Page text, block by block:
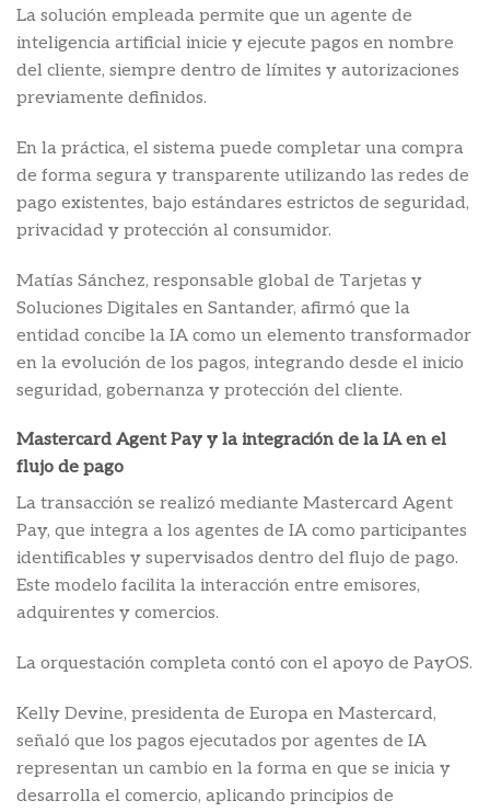
La solución empleada permite que un agente de
inteligencia artificial inicie y ejecute pagos en nombre
del cliente, siempre dentro de límites y autorizaciones
previamente definidos.
En la práctica, el sistema puede completar una compra
de forma segura y transparente utilizando las redes de
pago existentes, bajo estándares estrictos de seguridad,
privacidad y protección al consumidor.
Matías Sánchez, responsable global de Tarjetas y
Soluciones Digitales en Santander, afirmó que la
entidad concibe la IA como un elemento transformador
en la evolución de los pagos, integrando desde el inicio
seguridad, gobernanza y protección del cliente.
Mastercard Agent Pay y la integración de la IA en el
flujo de pago
La transacción se realizó mediante Mastercard Agent
Pay, que integra a los agentes de IA como participantes
identificables y supervisados dentro del flujo de pago.
Este modelo facilita la interacción entre emisores,
adquirentes y comercios.
La orquestación completa contó con el apoyo de PayOS.
Kelly Devine, presidenta de Europa en Mastercard,
señaló que los pagos ejecutados por agentes de IA
representan un cambio en la forma en que se inicia y
desarrolla el comercio, aplicando principios de